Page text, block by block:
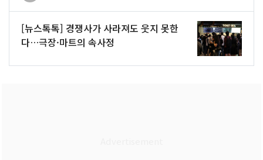
[뉴스톡톡] 경쟁사가 사라져도 웃지 못한
다…극장·마트의 속사정